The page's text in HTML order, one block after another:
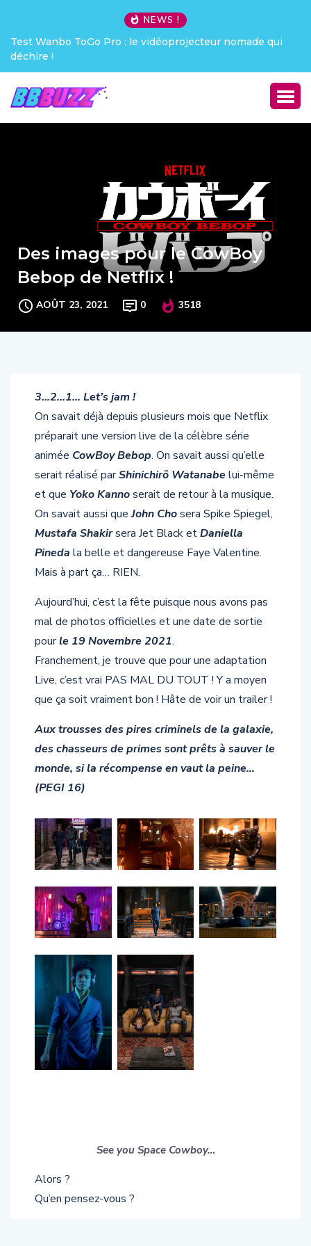
NEWS !
Wanbo ToGo Pro : le vidéoprojecteur nomade qui
!
Des images pour le CowBoy
Bebop de Netflix !
AOÛT 23, 2021 0 3518
3…2…1… Let’s jam !
On savait déjà depuis plusieurs mois que Netflix
préparait une version live de la célèbre série
animée CowBoy Bebop. On savait aussi qu’elle
serait réalisé parShinichirō Watanabelui-même
et que Yoko Kannoserait de retour à la musique.
On savait aussi queJohn Chosera Spike Spiegel,
Mustafa Shakirsera Jet Black etDaniella
Pineda la belle et dangereuse Faye Valentine.
Mais à part ça… RIEN.
Aujourd’hui, c’est la fête puisque nous avons pas
mal de photos officielles et une date de sortie
pourle 19 Novembre 2021.
Franchement, je trouve que pour une adaptation
Live, c’est vrai PAS MAL DU TOUT ! Y a moyen
que ça soit vraiment bon ! Hâte de voir un trailer !
Aux trousses des pires criminels de la galaxie,
des chasseurs de primes sont prêts à sauver le
monde, si la récompense en vaut la peine…
(PEGI 16)
See you Space Cowboy…
Alors ?
Qu’en pensez-vous ?